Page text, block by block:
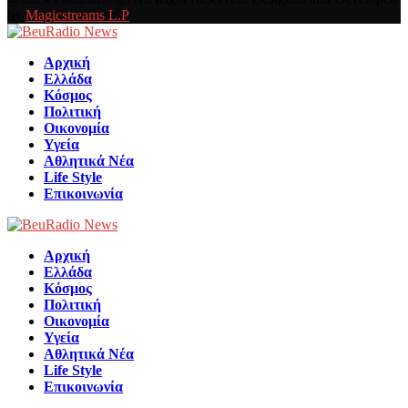
Magicstreams L.P
Αρχική
Ελλάδα
Κόσμος
Πολιτική
Οικονομία
Υγεία
Αθλητικά Νέα
Life Style
Επικοινωνία
Αρχική
Ελλάδα
Κόσμος
Πολιτική
Οικονομία
Υγεία
Αθλητικά Νέα
Life Style
Επικοινωνία